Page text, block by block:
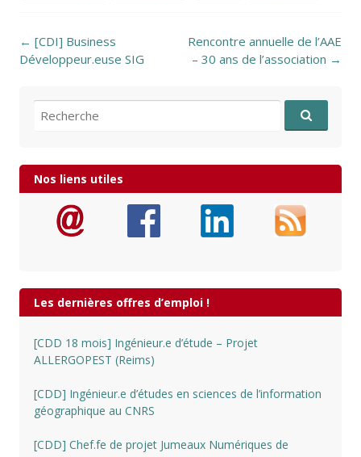
Post navigation
← [CDI] Business
Développeur.euse SIG
Rencontre annuelle de l’AAE
– 30 ans de l’association →
Recherche pour:
Nos liens utiles
Les dernières offres d’emploi !
[CDD 18 mois] Ingénieur.e d’étude – Projet
ALLERGOPEST (Reims)
[CDD] Ingénieur.e d’études en sciences de l’information
géographique au CNRS
[CDD] Chef.fe de projet Jumeaux Numériques de